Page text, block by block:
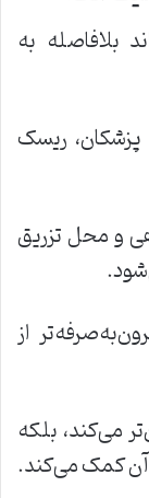
بلافاصله به
پزشکان، ریسک
و محل تزریق
از
می‌کند، بلکه
آن کمک می‌کند.